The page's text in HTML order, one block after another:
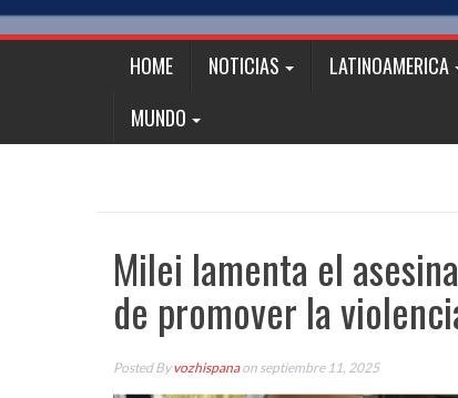
HOME NOTICIAS LATINOAMERICA
MUNDO
Milei lamenta el
de promover la
Posted Byvozhispanaon septiembre 11, 2025